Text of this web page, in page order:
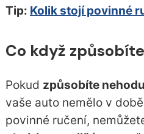
Tip: Kolik stojí povinné
Co když
Pokud způsobíte nehodu
vaše auto nemělo v
povinné ručení,